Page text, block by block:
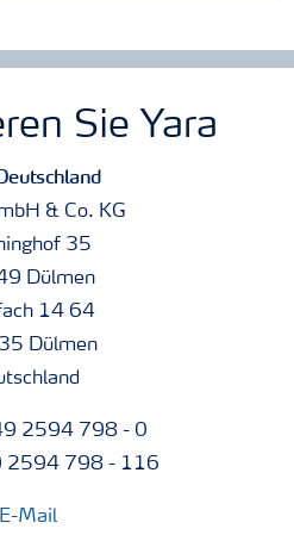
Sie Yara
& Co. KG
35
Dülmen
14 64
Dülmen
2594 798 - 0
2594 798 - 116
E-Mail